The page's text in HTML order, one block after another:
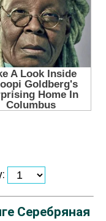
Серебряная